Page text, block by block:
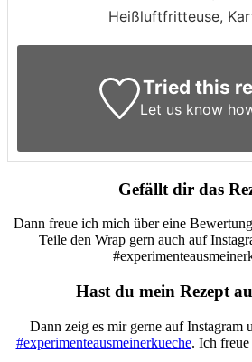
Heißluftfritteuse,
Tried this
Let us know
Gefällt dir das
Dann freue ich mich über eine
Teile den Wrap gern auch auf
Hast du mein Rezept
Dann zeig es mir gerne auf Instagram
#experimenteausmeinerkueche. Ich